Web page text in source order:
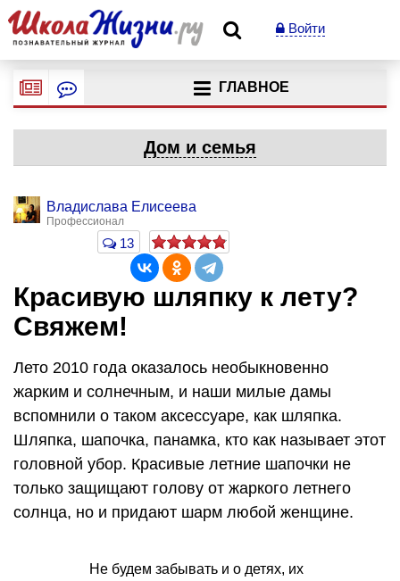
Войти
ГЛАВНОЕ
Дом и семья
Владислава Елисеева
Профессионал
13
Красивую шляпку к лету?
Свяжем!
Лето 2010 года оказалось необыкновенно
жарким и солнечным, и наши милые дамы
вспомнили о таком аксессуаре, как шляпка.
Шляпка, шапочка, панамка, кто как называет этот
головной убор. Красивые летние шапочки не
только защищают голову от жаркого летнего
солнца, но и придают шарм любой женщине.
Не будем забывать и о детях, их